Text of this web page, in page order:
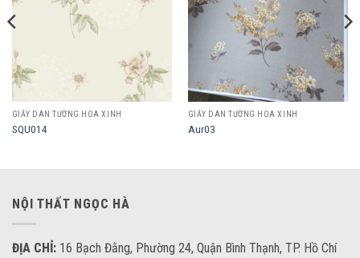
GIẤY DÁN TƯỜNG HOA XINH
SQU014
GIẤY DÁN TƯỜNG HOA XINH
Aur03
NỘI THẤT NGỌC HÀ
ĐỊA CHỈ: 16 Bạch Đằng, Phường 24, Quận Bình Thạnh, TP. Hồ Chí